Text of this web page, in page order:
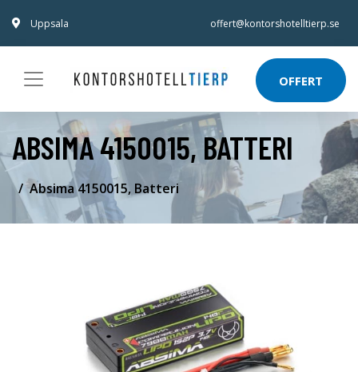
Uppsala offert@kontorshotelltierp.se
OFFERT
ABSIMA 4150015, BATTERI
Absima 4150015, Batteri